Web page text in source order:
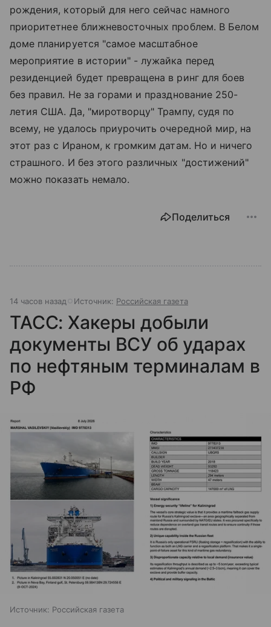
рождения, который для него сейчас намного
приоритетнее ближневосточных проблем. В Белом
доме планируется "самое масштабное
мероприятие в истории" - лужайка перед
резиденцией будет превращена в ринг для боев
без правил. Не за горами и празднование 250-
летия США. Да, "миротворцу" Трампу, судя по
всему, не удалось приурочить очередной мир, на
этот раз с Ираном, к громким датам. Но и ничего
страшного. И без этого различных "достижений"
можно показать немало.
Поделиться
14 часов назад Источник: Российская газета
ТАСС: Хакеры добыли
документы ВСУ об ударах
по нефтяным терминалам в
РФ
Источник: Российская газета